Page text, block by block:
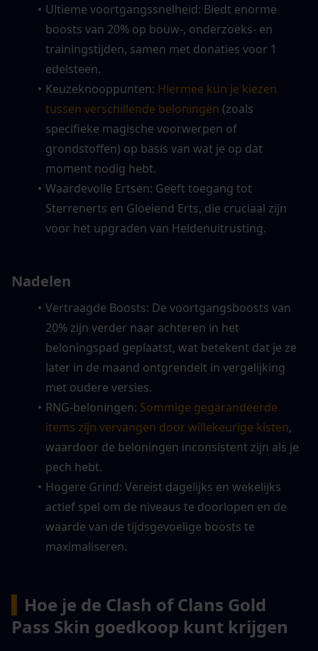
Ultieme voortgangssnelheid: Biedt enorme
boosts van 20% op bouw-, onderzoeks- en
trainingstijden, samen met donaties voor 1
edelsteen.
Keuzeknooppunten: Hiermee kun je kiezen
tussen verschillende beloningen (zoals
specifieke magische voorwerpen of
grondstoffen) op basis van wat je op dat
moment nodig hebt.
Waardevolle Ertsen: Geeft toegang tot
Sterrenerts en Gloeiend Erts, die cruciaal zijn
voor het upgraden van Heldenuitrusting.
Nadelen
Vertraagde Boosts: De voortgangsboosts van
20% zijn verder naar achteren in het
beloningspad geplaatst, wat betekent dat je ze
later in de maand ontgrendelt in vergelijking
met oudere versies.
RNG-beloningen: Sommige gegarandeerde
items zijn vervangen door willekeurige kisten,
waardoor de beloningen inconsistent zijn als je
pech hebt.
Hogere Grind: Vereist dagelijks en wekelijks
actief spel om de niveaus te doorlopen en de
waarde van de tijdsgevoelige boosts te
maximaliseren.
Hoe je de Clash of Clans Gold
Pass Skin goedkoop kunt krijgen